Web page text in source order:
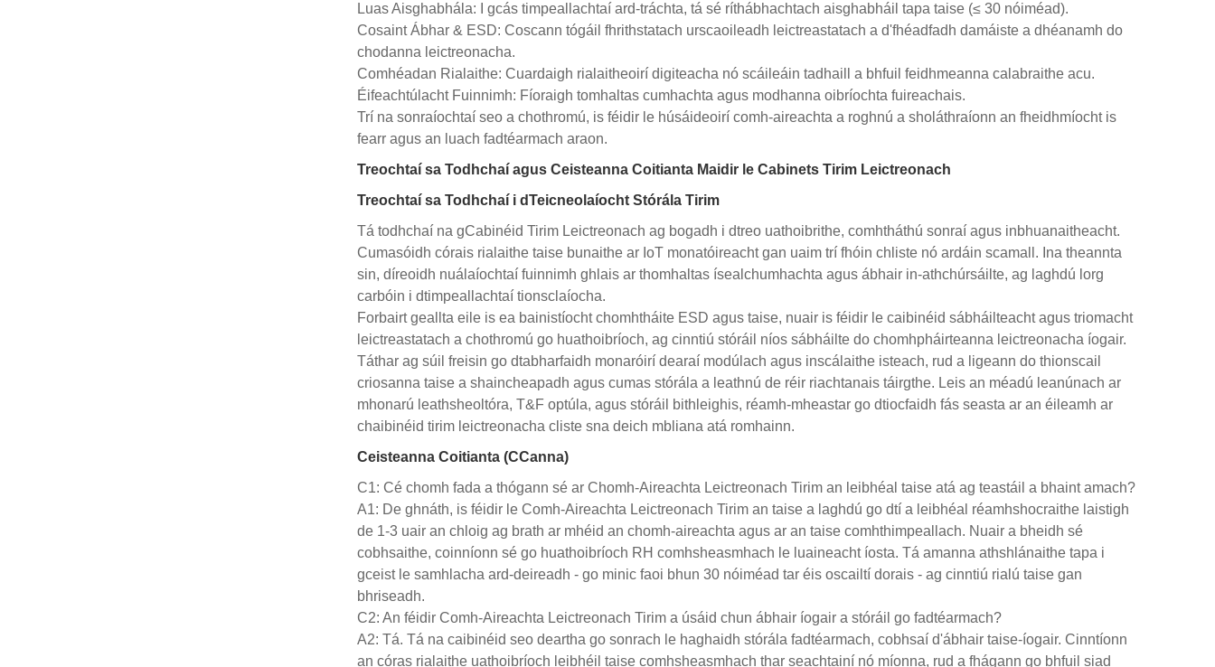
Luas Aisghabhála: I gcás timpeallachtaí ard-tráchta, tá sé ríthábhachtach aisghabháil tapa taise (≤ 30 nóiméad).
Cosaint Ábhar & ESD: Coscann tógáil fhrithstatach urscaoileadh leictreastatach a d'fhéadfadh damáiste a dhéanamh do
chodanna leictreonacha.
Comhéadan Rialaithe: Cuardaigh rialaitheoirí digiteacha nó scáileáin tadhaill a bhfuil feidhmeanna calabraithe acu.
Éifeachtúlacht Fuinnimh: Fíoraigh tomhaltas cumhachta agus modhanna oibríochta fuireachais.
Trí na sonraíochtaí seo a chothromú, is féidir le húsáideoirí comh-aireachta a roghnú a sholáthraíonn an fheidhmíocht is
fearr agus an luach fadtéarmach araon.
Treochtaí sa Todhchaí agus Ceisteanna Coitianta Maidir le Cabinets Tirim Leictreonach
Treochtaí sa Todhchaí i dTeicneolaíocht Stórála Tirim
Tá todhchaí na gCabinéid Tirim Leictreonach ag bogadh i dtreo uathoibrithe, comhtháthú sonraí agus inbhuanaitheacht.
Cumasóidh córais rialaithe taise bunaithe ar IoT monatóireacht gan uaim trí fhóin chliste nó ardáin scamall. Ina theannta
sin, díreoidh nuálaíochtaí fuinnimh ghlais ar thomhaltas ísealchumhachta agus ábhair in-athchúrsáilte, ag laghdú lorg
carbóin i dtimpeallachtaí tionsclaíocha.
Forbairt geallta eile is ea bainistíocht chomhtháite ESD agus taise, nuair is féidir le caibinéid sábháilteacht agus triomacht
leictreastatach a chothromú go huathoibríoch, ag cinntiú stóráil níos sábháilte do chomhpháirteanna leictreonacha íogair.
Táthar ag súil freisin go dtabharfaidh monaróirí dearaí modúlach agus inscálaithe isteach, rud a ligeann do thionscail
criosanna taise a shaincheapadh agus cumas stórála a leathnú de réir riachtanais táirgthe. Leis an méadú leanúnach ar
mhonarú leathsheoltóra, T&F optúla, agus stóráil bithleighis, réamh-mheastar go dtiocfaidh fás seasta ar an éileamh ar
chaibinéid tirim leictreonacha cliste sna deich mbliana atá romhainn.
Ceisteanna Coitianta (CCanna)
C1: Cé chomh fada a thógann sé ar Chomh-Aireachta Leictreonach Tirim an leibhéal taise atá ag teastáil a bhaint amach?
A1: De ghnáth, is féidir le Comh-Aireachta Leictreonach Tirim an taise a laghdú go dtí a leibhéal réamhshocraithe laistigh
de 1-3 uair an chloig ag brath ar mhéid an chomh-aireachta agus ar an taise comhthimpeallach. Nuair a bheidh sé
cobhsaithe, coinníonn sé go huathoibríoch RH comhsheasmhach le luaineacht íosta. Tá amanna athshlánaithe tapa i
gceist le samhlacha ard-deireadh - go minic faoi bhun 30 nóiméad tar éis oscailtí dorais - ag cinntiú rialú taise gan
bhriseadh.
C2: An féidir Comh-Aireachta Leictreonach Tirim a úsáid chun ábhair íogair a stóráil go fadtéarmach?
A2: Tá. Tá na caibinéid seo deartha go sonrach le haghaidh stórála fadtéarmach, cobhsaí d'ábhair taise-íogair. Cinntíonn
an córas rialaithe uathoibríoch leibhéil taise comhsheasmhach thar seachtainí nó míonna, rud a fhágann go bhfuil siad